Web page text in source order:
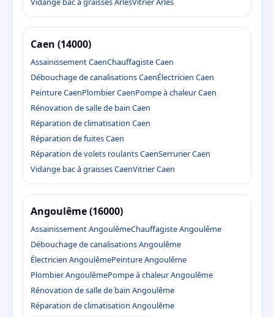
Caen (14000)
Assainissement CaenChauffagiste Caen
Débouchage de canalisations CaenÉlectricien Caen
Peinture CaenPlombier CaenPompe à chaleur Caen
Rénovation de salle de bain Caen
Réparation de climatisation Caen
Réparation de fuites Caen
Réparation de volets roulants CaenSerrurier Caen
Vidange bac à graisses CaenVitrier Caen
Angoulême (16000)
Assainissement AngoulêmeChauffagiste Angoulême
Débouchage de canalisations Angoulême
Électricien AngoulêmePeinture Angoulême
Plombier AngoulêmePompe à chaleur Angoulême
Rénovation de salle de bain Angoulême
Réparation de climatisation Angoulême